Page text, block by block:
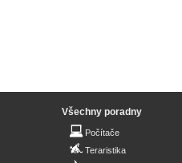
Všechny poradny
Počítače
Teraristika